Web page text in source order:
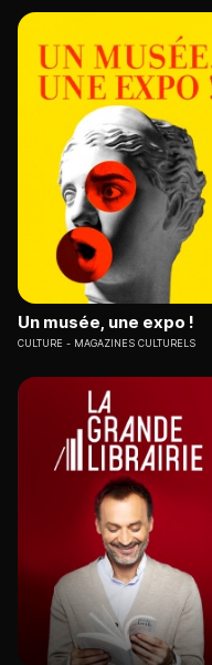
Un musée, une expo !
CULTURE MAGAZINES CULTURELS